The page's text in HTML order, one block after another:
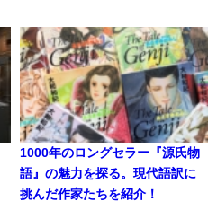
1000年のロングセラー『源氏物
語』の魅力を探る。現代語訳に
挑んだ作家たちを紹介！